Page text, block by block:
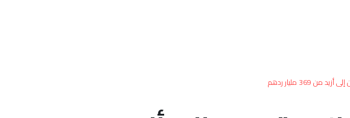
من 369 مليار ردهم